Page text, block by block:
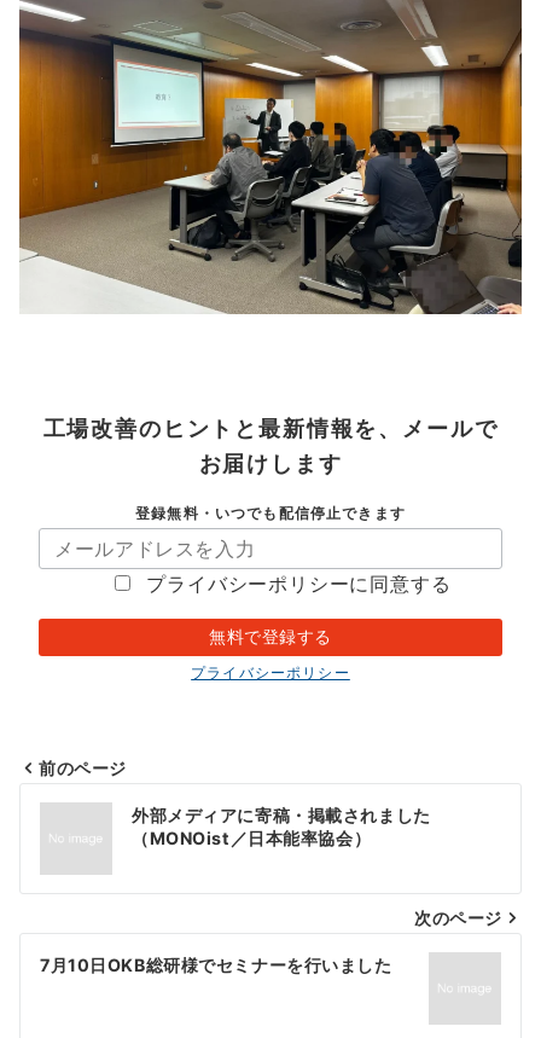
工場改善のヒントと最新情報を、メールで
お届けします
登録無料・いつでも配信停止できます
プライバシーポリシーに同意する
プライバシーポリシー
投
ナ
ビ
ゲ
前のページ
外部メディアに寄稿・掲載されました
（MONOist／日本能率協会）
次のページ
7月10日OKB総研様でセミナーを行いました